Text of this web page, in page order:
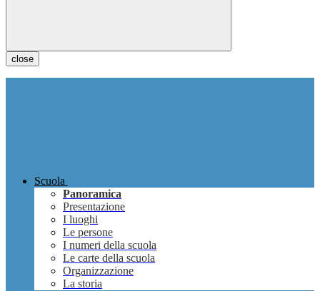
close
Scuola
Panoramica
Presentazione
I luoghi
Le persone
I numeri della scuola
Le carte della scuola
Organizzazione
La storia